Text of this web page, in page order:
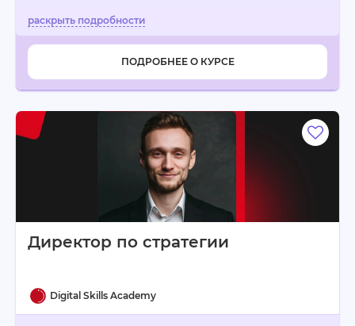
ПОДРОБНЕЕ О КУРСЕ
Директор по стратегии
Digital Skills Academy